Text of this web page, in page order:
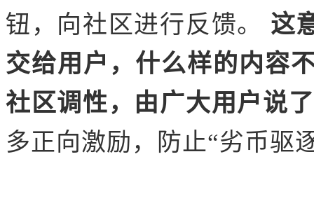
钮，向社区进行反馈。 这
交给用户，什么样的内容
社区调性，由广大用户说
多正向激励，防止“劣币驱